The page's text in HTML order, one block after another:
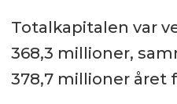
Totalkapitalen var
368,3 millioner,
378,7 millioner året